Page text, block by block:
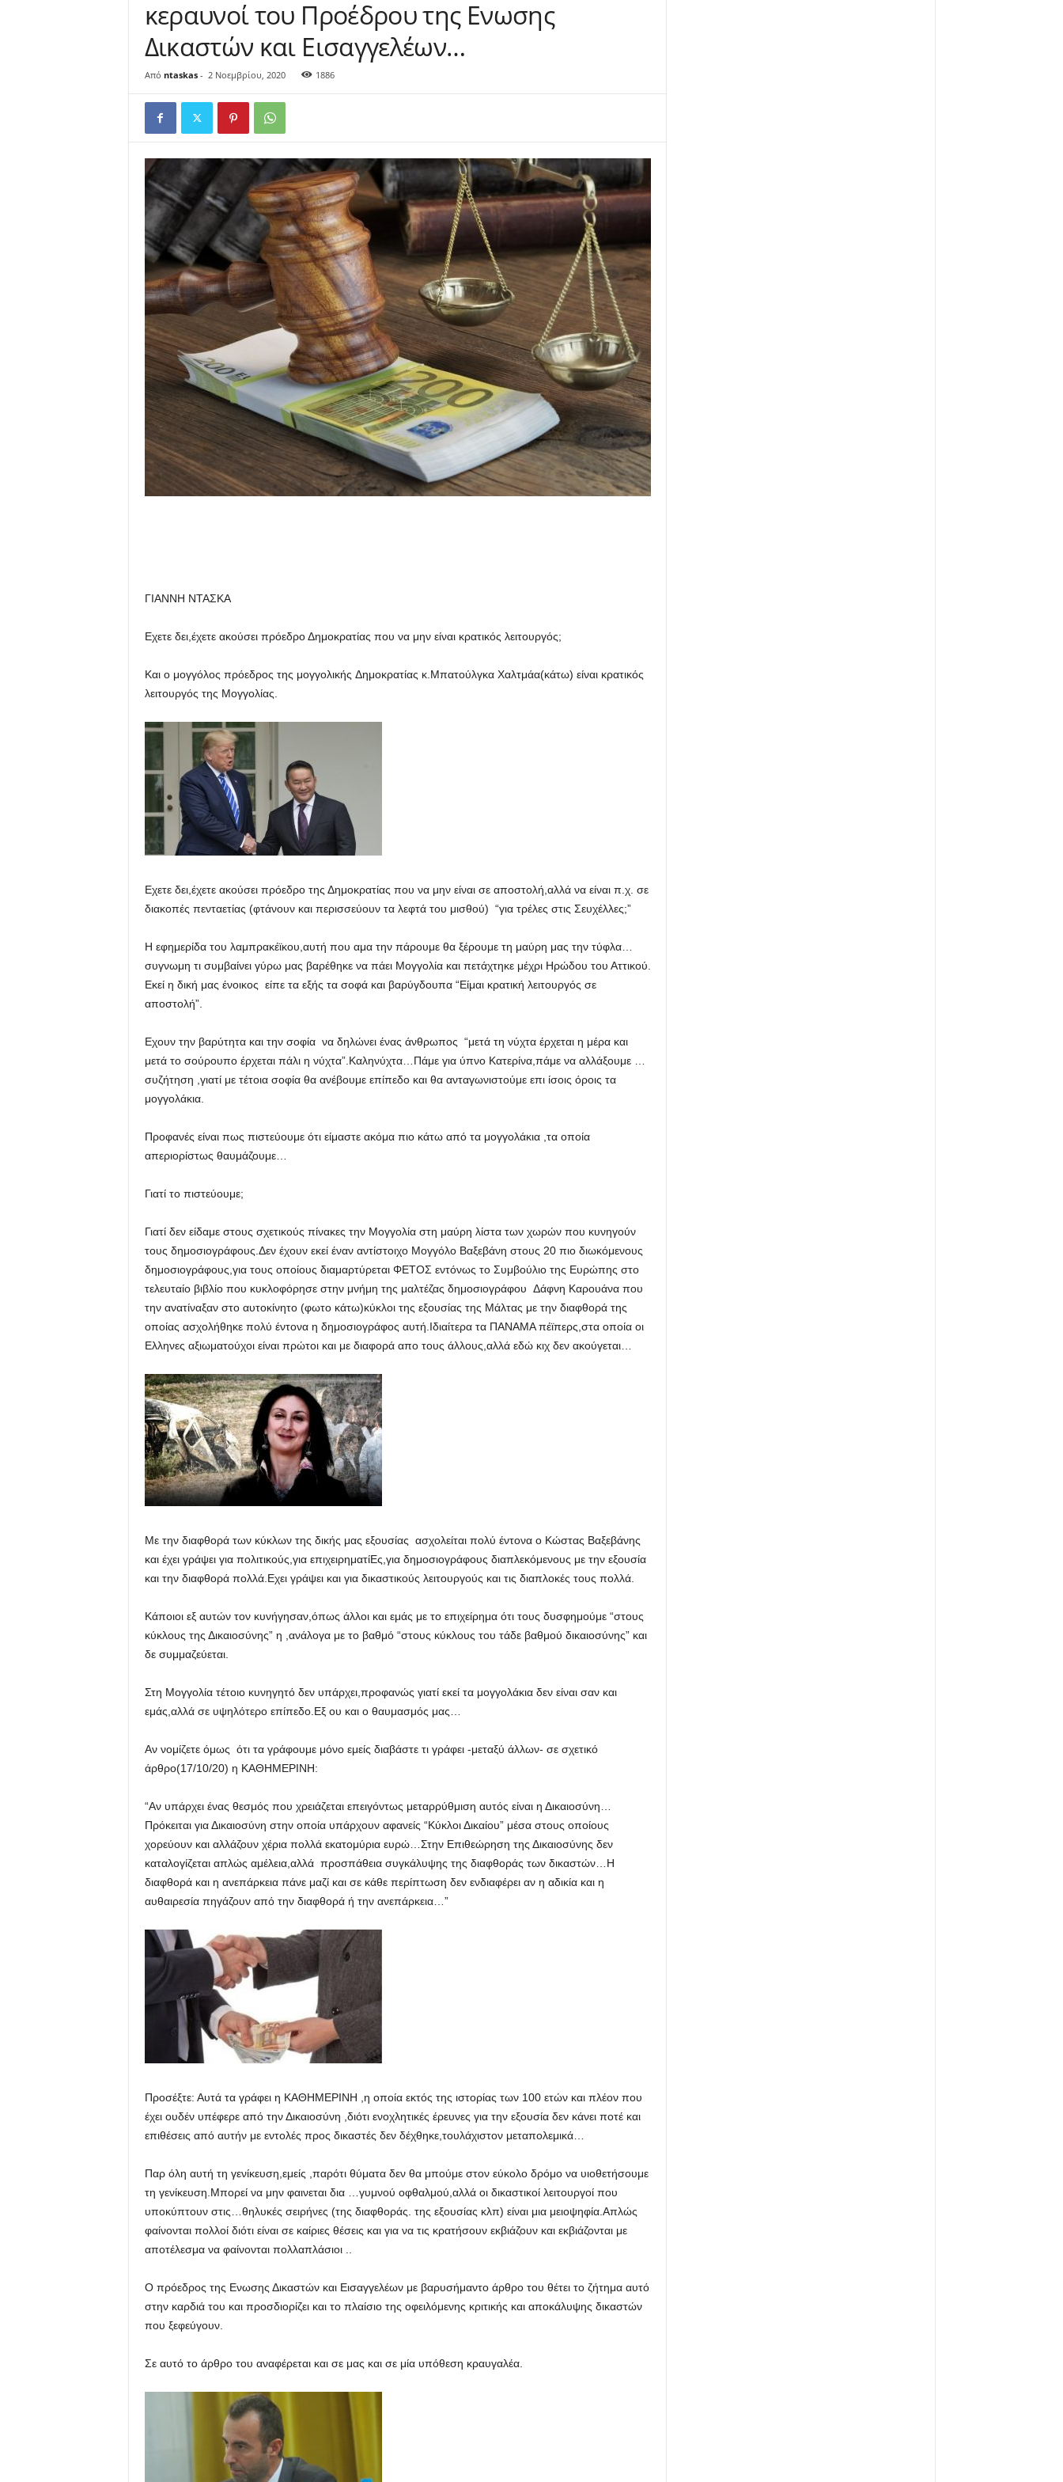
κεραυνοί του Προέδρου της Ενωσης
Δικαστών και Εισαγγελέων…
Από ntaskas- 2 Νοεμβρίου, 2020 1886
ΓΙΑΝΝΗ ΝΤΑΣΚΑ
Εχετε δει,έχετε ακούσει πρόεδρο Δημοκρατίας που να μην είναι κρατικός λειτουργός;
Και ο μογγόλος πρόεδρος της μογγολικής Δημοκρατίας κ.Μπατούλγκα Χαλτμάα(κάτω) είναι κρατικός
λειτουργός της Μογγολίας.
Εχετε δει,έχετε ακούσει πρόεδρο της Δημοκρατίας που να μην είναι σε αποστολή,αλλά να είναι π.χ. σε
διακοπές πενταετίας (φτάνουν και περισσεύουν τα λεφτά του μισθού) “για τρέλες στις Σευχέλλες;”
Η εφημερίδα του λαμπρακέϊκου,αυτή που αμα την πάρουμε θα ξέρουμε τη μαύρη μας την τύφλα…
συγνωμη τι συμβαίνει γύρω μας βαρέθηκε να πάει Μογγολία και πετάχτηκε μέχρι Ηρώδου του Αττικού.
Εκεί η δική μας ένοικος είπε τα εξής τα σοφά και βαρύγδουπα “Είμαι κρατική λειτουργός σε
αποστολή”.
Εχουν την βαρύτητα και την σοφία να δηλώνει ένας άνθρωπος “μετά τη νύχτα έρχεται η μέρα και
μετά το σούρουπο έρχεται πάλι η νύχτα”.Καληνύχτα…Πάμε για ύπνο Κατερίνα,πάμε να αλλάξουμε …
συζήτηση ,γιατί με τέτοια σοφία θα ανέβουμε επίπεδο και θα ανταγωνιστούμε επι ίσοις όροις τα
μογγολάκια.
Προφανές είναι πως πιστεύουμε ότι είμαστε ακόμα πιο κάτω από τα μογγολάκια ,τα οποία
απεριορίστως θαυμάζουμε…
Γιατί το πιστεύουμε;
Γιατί δεν είδαμε στους σχετικούς πίνακες την Μογγολία στη μαύρη λίστα των χωρών που κυνηγούν
τους δημοσιογράφους.Δεν έχουν εκεί έναν αντίστοιχο Μογγόλο Βαξεβάνη στους 20 πιο διωκόμενους
δημοσιογράφους,για τους οποίους διαμαρτύρεται ΦΕΤΟΣ εντόνως το Συμβούλιο της Ευρώπης στο
τελευταίο βιβλίο που κυκλοφόρησε στην μνήμη της μαλτέζας δημοσιογράφου Δάφνη Καρουάνα που
την ανατίναξαν στο αυτοκίνητο (φωτο κάτω)κύκλοι της εξουσίας της Μάλτας με την διαφθορά της
οποίας ασχολήθηκε πολύ έντονα η δημοσιογράφος αυτή.Ιδιαίτερα τα ΠΑΝΑΜΑ πέϊπερς,στα οποία οι
Ελληνες αξιωματούχοι είναι πρώτοι και με διαφορά απο τους άλλους,αλλά εδώ κιχ δεν ακούγεται…
Με την διαφθορά των κύκλων της δικής μας εξουσίας ασχολείται πολύ έντονα ο Κώστας Βαξεβάνης
και έχει γράψει για πολιτικούς,για επιχειρηματίΕς,για δημοσιογράφους διαπλεκόμενους με την εξουσία
και την διαφθορά πολλά.Εχει γράψει και για δικαστικούς λειτουργούς και τις διαπλοκές τους πολλά.
Κάποιοι εξ αυτών τον κυνήγησαν,όπως άλλοι και εμάς με το επιχείρημα ότι τους δυσφημούμε “στους
κύκλους της Δικαιοσύνης” η ,ανάλογα με το βαθμό “στους κύκλους του τάδε βαθμού δικαιοσύνης” και
δε συμμαζεύεται.
Στη Μογγολία τέτοιο κυνηγητό δεν υπάρχει,προφανώς γιατί εκεί τα μογγολάκια δεν είναι σαν και
εμάς,αλλά σε υψηλότερο επίπεδο.Εξ ου και ο θαυμασμός μας…
Αν νομίζετε όμως ότι τα γράφουμε μόνο εμείς διαβάστε τι γράφει -μεταξύ άλλων- σε σχετικό
άρθρο(17/10/20) η ΚΑΘΗΜΕΡΙΝΗ:
“Αν υπάρχει ένας θεσμός που χρειάζεται επειγόντως μεταρρύθμιση αυτός είναι η Δικαιοσύνη…
Πρόκειται για Δικαιοσύνη στην οποία υπάρχουν αφανείς “Κύκλοι Δικαίου” μέσα στους οποίους
χορεύουν και αλλάζουν χέρια πολλά εκατομύρια ευρώ…Στην Επιθεώρηση της Δικαιοσύνης δεν
καταλογίζεται απλώς αμέλεια,αλλά προσπάθεια συγκάλυψης της διαφθοράς των δικαστών…Η
διαφθορά και η ανεπάρκεια πάνε μαζί και σε κάθε περίπτωση δεν ενδιαφέρει αν η αδικία και η
αυθαιρεσία πηγάζουν από την διαφθορά ή την ανεπάρκεια…”
Προσέξτε: Αυτά τα γράφει η ΚΑΘΗΜΕΡΙΝΗ ,η οποία εκτός της ιστορίας των 100 ετών και πλέον που
έχει ουδέν υπέφερε από την Δικαιοσύνη ,διότι ενοχλητικές έρευνες για την εξουσία δεν κάνει ποτέ και
επιθέσεις από αυτήν με εντολές προς δικαστές δεν δέχθηκε,τουλάχιστον μεταπολεμικά…
Παρ όλη αυτή τη γενίκευση,εμείς ,παρότι θύματα δεν θα μπούμε στον εύκολο δρόμο να υιοθετήσουμε
τη γενίκευση.Μπορεί να μην φαινεται δια …γυμνού οφθαλμού,αλλά οι δικαστικοί λειτουργοί που
υποκύπτουν στις…θηλυκές σειρήνες (της διαφθοράς. της εξουσίας κλπ) είναι μια μειοψηφία.Απλώς
φαίνονται πολλοί διότι είναι σε καίριες θέσεις και για να τις κρατήσουν εκβιάζουν και εκβιάζονται με
αποτέλεσμα να φαίνονται πολλαπλάσιοι ..
Ο πρόεδρος της Ενωσης Δικαστών και Εισαγγελέων με βαρυσήμαντο άρθρο του θέτει το ζήτημα αυτό
στην καρδιά του και προσδιορίζει και το πλαίσιο της οφειλόμενης κριτικής και αποκάλυψης δικαστών
που ξεφεύγουν.
Σε αυτό το άρθρο του αναφέρεται και σε μας και σε μία υπόθεση κραυγαλέα.